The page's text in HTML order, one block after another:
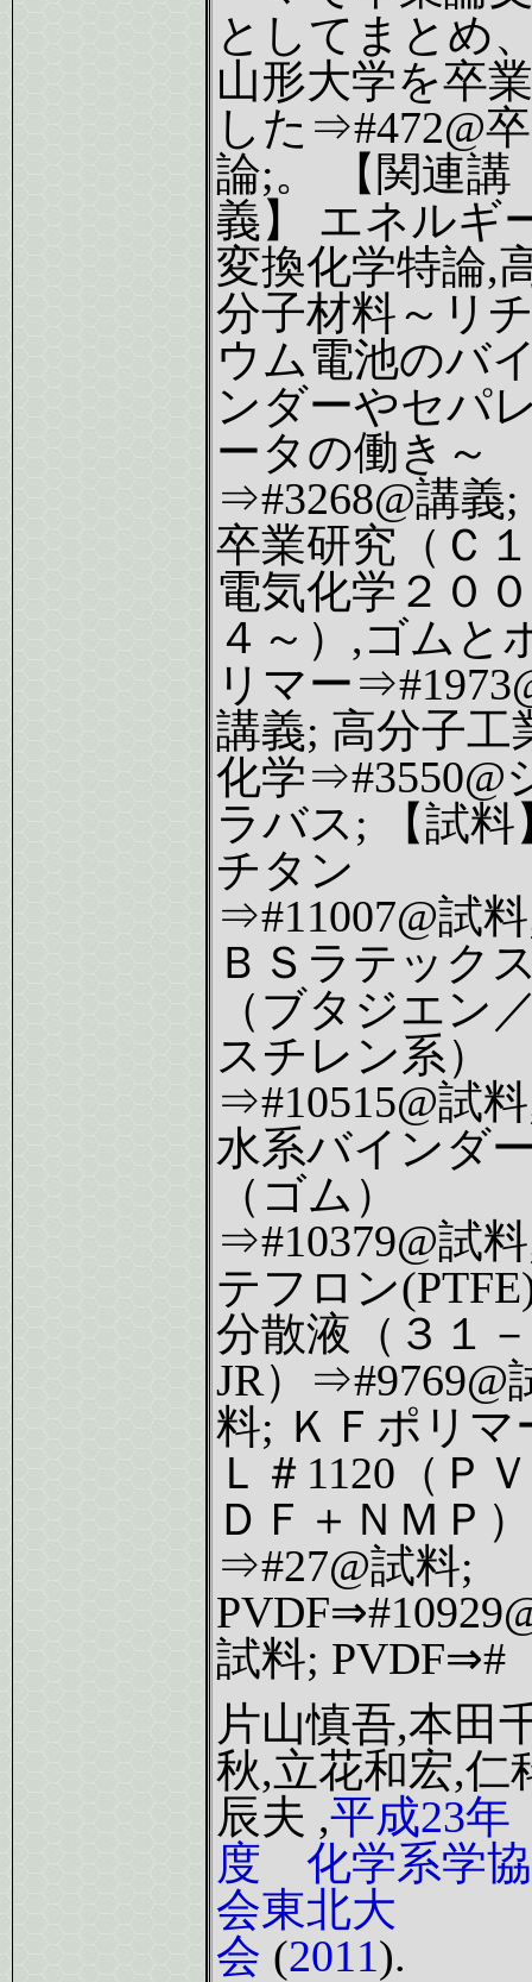
としてまとめ
山形大学を卒業
した⇒#472@卒
論;。 【関連講
義】 エネルギ
変換化学特論,
分子材料～リ
ウム電池のバ
ンダーやセパ
ータの働き～
⇒#3268@講義;
卒業研究（Ｃ
電気化学２００
４～）,ゴムと
リマー
講義; 高分子工
化学⇒#3550@
ラバス; 【試料
チタン
⇒#11007@試
ＢＳラテック
（ブタジエン
スチレン系）
⇒#10515@試
水系バインダ
（ゴム）
⇒#10379@試
テフロン
分散液（３１－
JR）⇒#9769@
料; ＫＦポリマ
Ｌ＃1120（ＰＶ
ＤＦ＋ＮＭＰ）
⇒#27@試料;
試料; PVDF⇒#
片山慎吾,本田
秋,立花和宏,仁
辰夫 ,平成23年
度 化学系学協
会東北大
会 (2011).